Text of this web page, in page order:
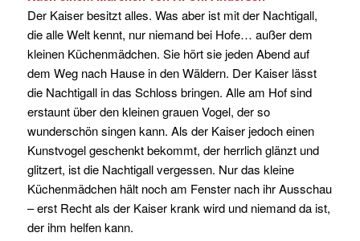
Der Kaiser besitzt alles. Was aber ist mit der Nachtigall,
die alle Welt kennt, nur niemand bei Hofe… außer dem
kleinen Küchenmädchen. Sie hört sie jeden Abend auf
dem Weg nach Hause in den Wäldern. Der Kaiser lässt
die Nachtigall in das Schloss bringen. Alle am Hof sind
erstaunt über den kleinen grauen Vogel, der so
wunderschön singen kann. Als der Kaiser jedoch einen
Kunstvogel geschenkt bekommt, der herrlich glänzt und
glitzert, ist die Nachtigall vergessen. Nur das kleine
Küchenmädchen hält noch am Fenster nach ihr Ausschau
– erst Recht als der Kaiser krank wird und niemand da ist,
der ihm helfen kann.